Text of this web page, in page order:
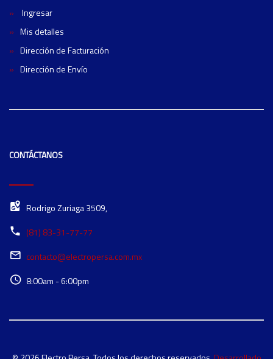
Ingresar
Mis detalles
Dirección de Facturación
Dirección de Envío
CONTÁCTANOS
Rodrigo Zuriaga 3509,
(81) 83-31-77-77
contacto@electropersa.com.mx
8:00am - 6:00pm